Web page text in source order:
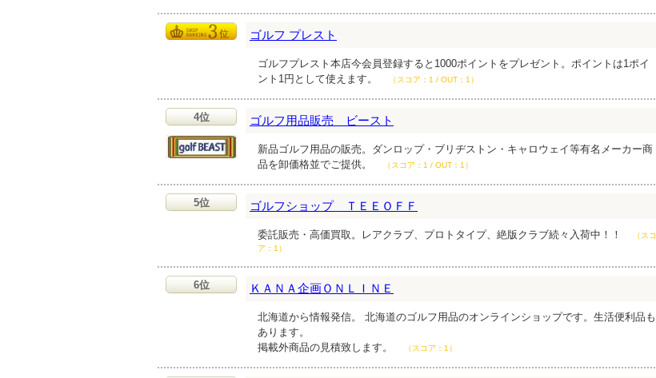
ゴルフ プレスト
ゴルフプレスト本店今会員登録すると1000ポイントをプレゼント。ポイントは1ポイ
ント1円として使えます。
（スコア：1 / OUT：1）
4位 ゴルフ用品販売 ビースト
新品ゴルフ用品の販売。ダンロップ・ブリヂストン・キャロウェイ等有名メーカー商
品を卸価格並でご提供。
（スコア：1 / OUT：1）
5位 ゴルフショップ ＴＥＥＯＦＦ
委託販売・高価買取。レアクラブ、プロトタイプ、絶版クラブ続々入荷中！！
（スコ
ア：1）
6位 ＫＡＮＡ企画ＯＮＬＩＮＥ
北海道から情報発信。 北海道のゴルフ用品のオンラインショップです。生活便利品も
あります。
掲載外商品の見積致します。
（スコア：1）